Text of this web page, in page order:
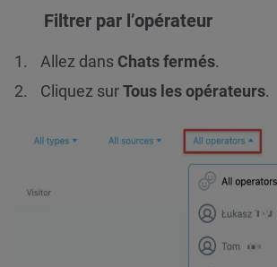
Filtrer par l’opérateur
Allez dans Chats fermés.
Cliquez surTous les opérateurs.